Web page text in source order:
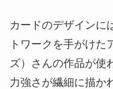
カードのデザインに
トワークを手がけた
ズ）さんの作品が使
力強さが繊細に描か